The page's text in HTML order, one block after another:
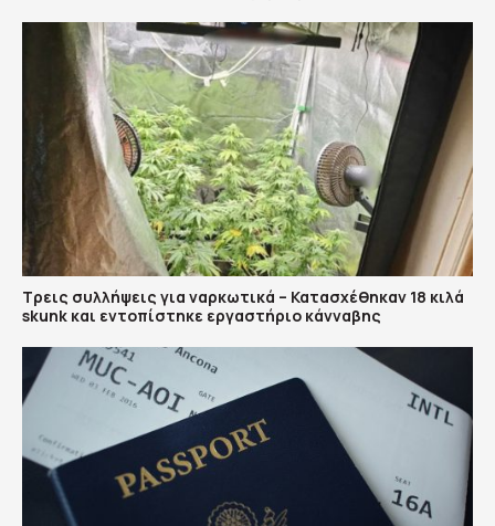
Τρεις συλλήψεις για ναρκωτικά – Κατασχέθηκαν 18 κιλά
skunk και εντοπίστηκε εργαστήριο κάνναβης